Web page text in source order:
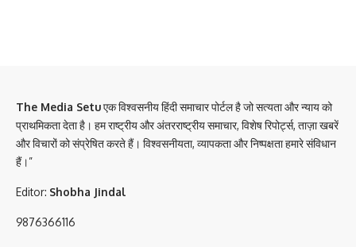
The Media Setuएक विश्वसनीय हिंदी समाचार पोर्टल है जो सत्यता और न्याय को
प्राथमिकता देता है। हम राष्ट्रीय और अंतरराष्ट्रीय समाचार, विशेष रिपोर्ट्स, ताज़ा खबरें
और विचारों को संप्रेषित करते हैं। विश्वसनीयता, व्यापकता और निष्पक्षता हमारे संविधान
हैं।”
Editor: Shobha Jindal
9876366116